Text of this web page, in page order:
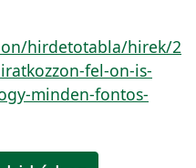
hirdetotabla/hirek/2
fel-on-is-
minden-fontos-